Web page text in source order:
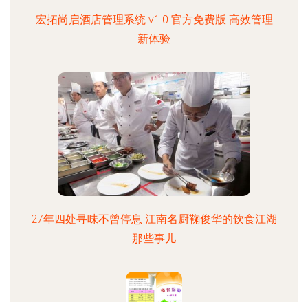
宏拓尚启酒店管理系统 v1.0 官方免费版 高效管理
新体验
27年四处寻味不曾停息 江南名厨鞠俊华的饮食江湖
那些事儿